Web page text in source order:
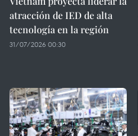
atracción de IED de alta
tecnología en la región
31/07/2026 00:30